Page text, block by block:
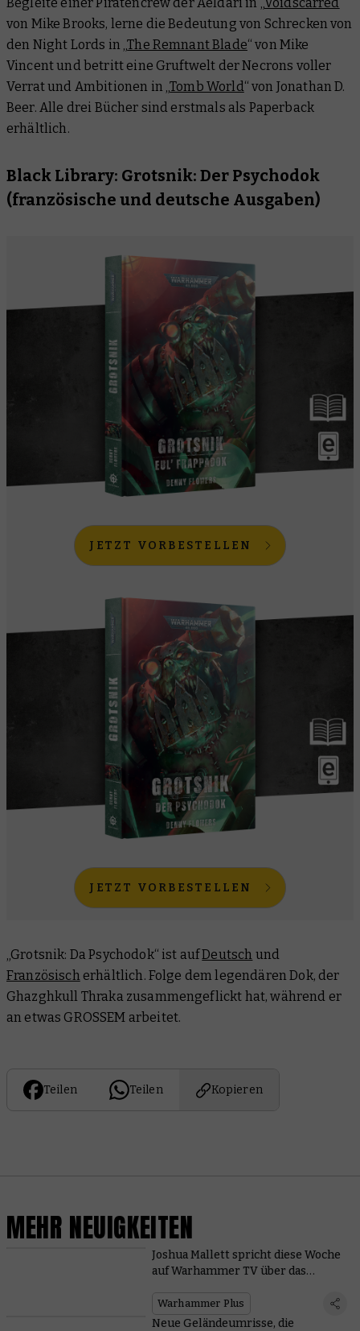
Begleite einer Piratencrew der Aeldari in „Voidscarred
von Mike Brooks, lerne die Bedeutung von Schrecken von
den Night Lords in „The Remnant Blade“ von Mike
Vincent und betritt eine Gruftwelt der Necrons voller
Verrat und Ambitionen in „Tomb World“ von Jonathan D.
Beer. Alle drei Bücher sind erstmals als Paperback
erhältlich.
Black Library: Grotsnik: Der Psychodok
(französische und deutsche Ausgaben)
JETZT VORBESTELLEN
JETZT VORBESTELLEN
„Grotsnik: Da Psychodok“ ist aufDeutsch und
Französischerhältlich. Folge dem legendären Dok, der
Ghazghkull Thraka zusammengeflickt hat, während er
an etwas GROSSEM arbeitet.
Teilen Teilen Kopieren
MEHR NEUIGKEITEN
Joshua Mallett spricht diese Woche
auf Warhammer TV über das
Warhammer Plus
Neue Geländeumrisse, die